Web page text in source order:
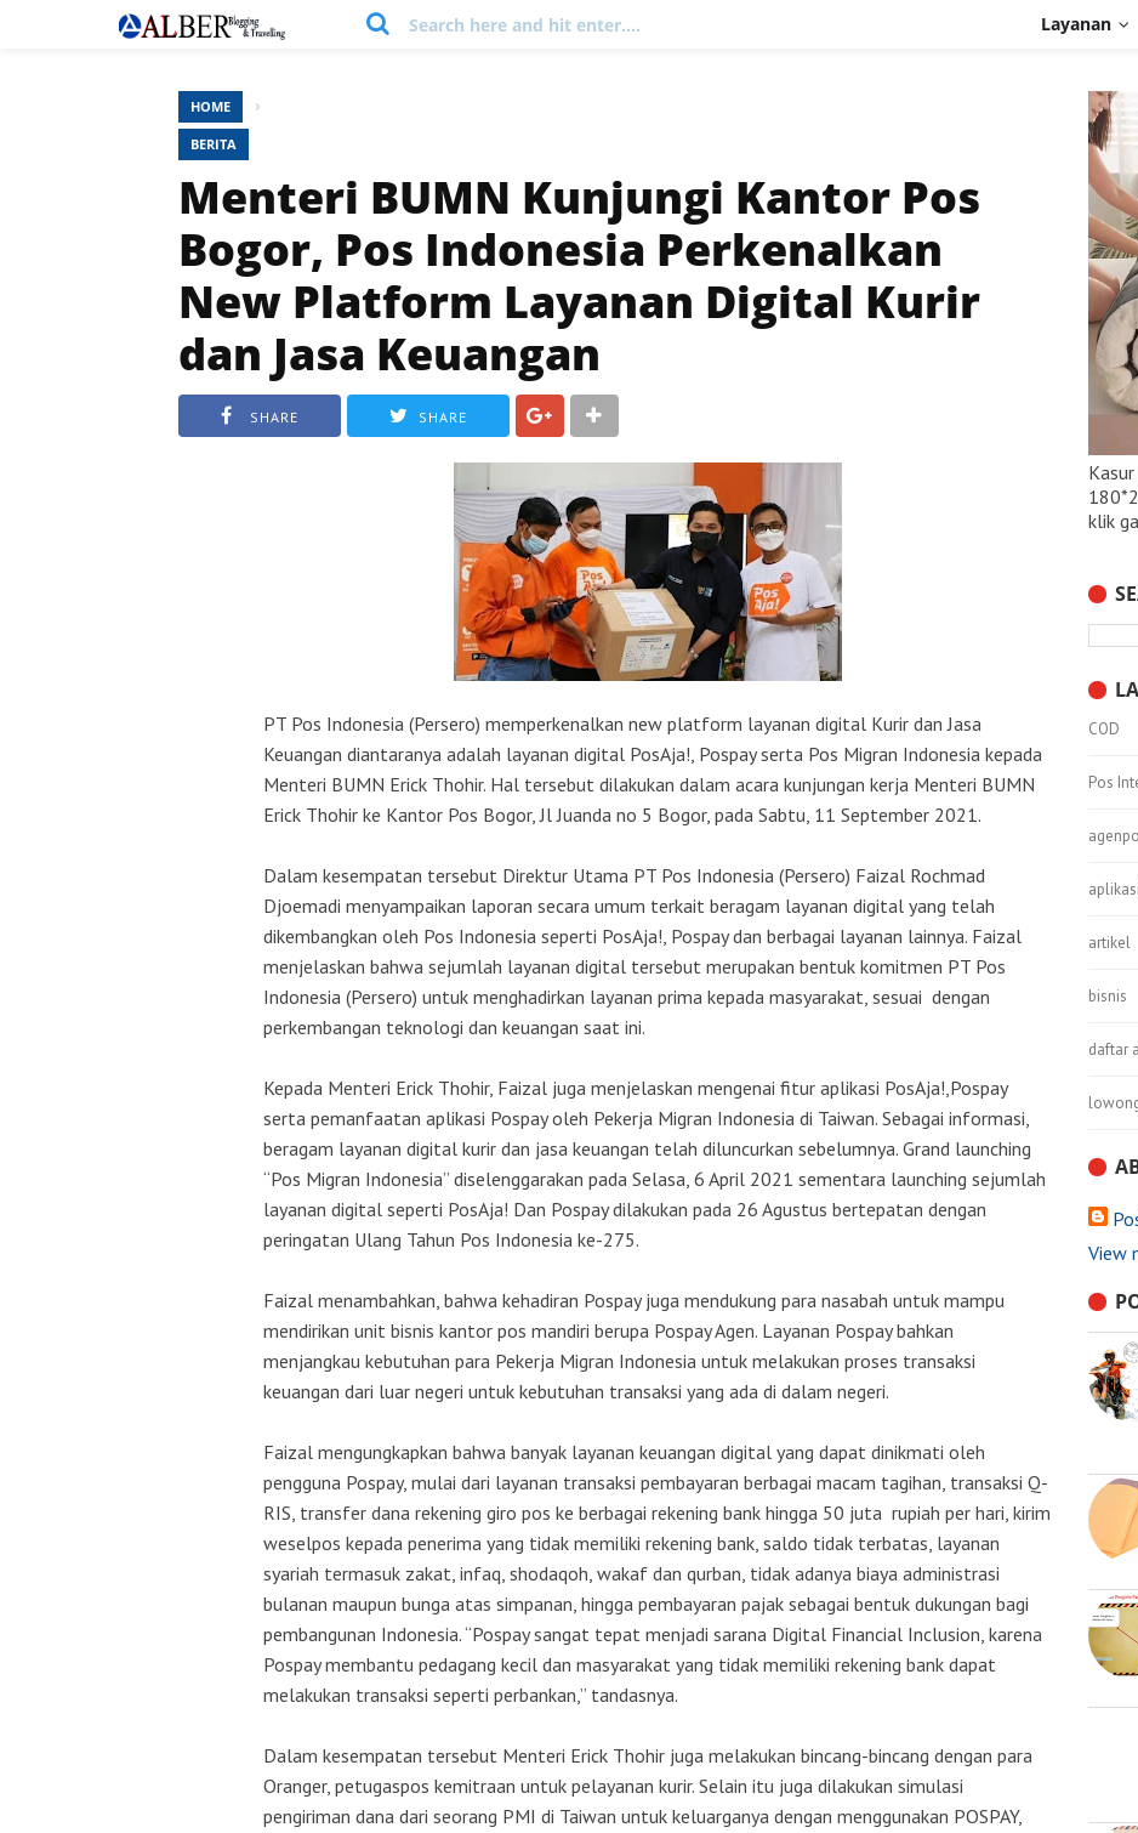
Search here and hit enter.... Layanan
Jasa Keuangan
Filateli
HOME ›
BERITA
Menteri BUMN Kunjungi Kantor Pos
Bogor, Pos Indonesia Perkenalkan
New Platform Layanan Digital Kurir
dan Jasa Keuangan
SHARE SHARE
PT Pos Indonesia (Persero) memperkenalkan new platform layanan digital Kurir dan Jasa
Keuangan diantaranya adalah layanan digital PosAja!, Pospay serta Pos Migran Indonesia kepada
Menteri BUMN Erick Thohir. Hal tersebut dilakukan dalam acara kunjungan kerja Menteri BUMN
Erick Thohir ke Kantor Pos Bogor, Jl Juanda no 5 Bogor, pada Sabtu, 11 September 2021.
Dalam kesempatan tersebut Direktur Utama PT Pos Indonesia (Persero) Faizal Rochmad
Djoemadi menyampaikan laporan secara umum terkait beragam layanan digital yang telah
dikembangkan oleh Pos Indonesia seperti PosAja!, Pospay dan berbagai layanan lainnya. Faizal
menjelaskan bahwa sejumlah layanan digital tersebut merupakan bentuk komitmen PT Pos
Indonesia (Persero) untuk menghadirkan layanan prima kepada masyarakat, sesuai dengan
perkembangan teknologi dan keuangan saat ini.
Kepada Menteri Erick Thohir, Faizal juga menjelaskan mengenai fitur aplikasi PosAja!,Pospay
serta pemanfaatan aplikasi Pospay oleh Pekerja Migran Indonesia di Taiwan. Sebagai informasi,
beragam layanan digital kurir dan jasa keuangan telah diluncurkan sebelumnya. Grand launching
“Pos Migran Indonesia” diselenggarakan pada Selasa, 6 April 2021 sementara launching sejumlah
layanan digital seperti PosAja! Dan Pospay dilakukan pada 26 Agustus bertepatan dengan
peringatan Ulang Tahun Pos Indonesia ke-275.
Faizal menambahkan, bahwa kehadiran Pospay juga mendukung para nasabah untuk mampu
mendirikan unit bisnis kantor pos mandiri berupa Pospay Agen. Layanan Pospay bahkan
menjangkau kebutuhan para Pekerja Migran Indonesia untuk melakukan proses transaksi
keuangan dari luar negeri untuk kebutuhan transaksi yang ada di dalam negeri.
Faizal mengungkapkan bahwa banyak layanan keuangan digital yang dapat dinikmati oleh
pengguna Pospay, mulai dari layanan transaksi pembayaran berbagai macam tagihan, transaksi Q-
RIS, transfer dana rekening giro pos ke berbagai rekening bank hingga 50 juta rupiah per hari, kirim
weselpos kepada penerima yang tidak memiliki rekening bank, saldo tidak terbatas, layanan
syariah termasuk zakat, infaq, shodaqoh, wakaf dan qurban, tidak adanya biaya administrasi
bulanan maupun bunga atas simpanan, hingga pembayaran pajak sebagai bentuk dukungan bagi
pembangunan Indonesia. “Pospay sangat tepat menjadi sarana Digital Financial Inclusion, karena
Pospay membantu pedagang kecil dan masyarakat yang tidak memiliki rekening bank dapat
melakukan transaksi seperti perbankan,” tandasnya.
Dalam kesempatan tersebut Menteri Erick Thohir juga melakukan bincang-bincang dengan para
Oranger, petugaspos kemitraan untuk pelayanan kurir. Selain itu juga dilakukan simulasi
pengiriman dana dari seorang PMI di Taiwan untuk keluarganya dengan menggunakan POSPAY,
klik
COD
Pos
aplikasi
artikel
bisnis
daftar
View